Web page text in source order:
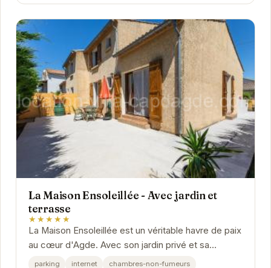
La Maison Ensoleillée - Avec jardin et
terrasse
★★★★★
La Maison Ensoleillée est un véritable havre de paix
au cœur d'Agde. Avec son jardin privé et sa
terrasse ensoleillée, elle offre un cadre...
parking internet chambres-non-fumeurs